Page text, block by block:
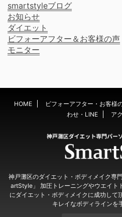
smartstyleブログ
お知らせ
ダイエット
ビフォーアフター＆お客様の声
モニター
HOME ビフォーアフター・お客様
わせ・LINE
ア
神戸灘区のダイエット・ボディメイク専
artStyle」 加圧トレーニングやウエイト
にダイエット・ボディメイクに成功して
キレイなボディラインを